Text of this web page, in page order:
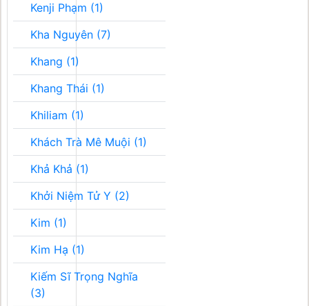
Kenji Phạm (1)
Kha Nguyên (7)
Khang (1)
Khang Thái (1)
Khiliam (1)
Khách Trà Mê Muội (1)
Khả Khả (1)
Khởi Niệm Tử Y (2)
Kim (1)
Kim Hạ (1)
Kiếm Sĩ Trọng Nghĩa
(3)